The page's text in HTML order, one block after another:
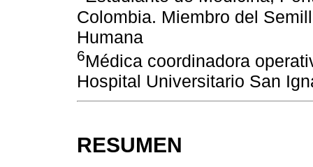
Colombia. Miembro del
Humana
6Médica coordinadora
Hospital Universitario San
RESUMEN